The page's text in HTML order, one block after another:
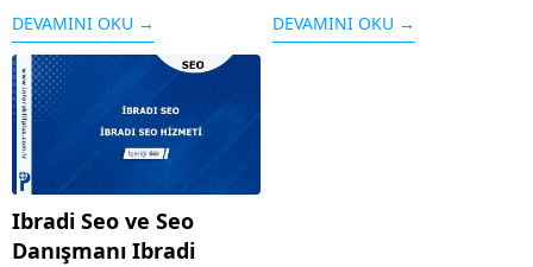
kullanılan arama motoru olan
Google’ın sunduğu reklam
modeli kişi ya da kurumların
web sayfalarını arama
sonuçlarında üst sıralara
çıkaran sistemdir. Örneğin
“google reklam” adı altında
yapılan bir aramaya...
DEVAMINI OKU →
farklı olarak işletmenin geniş
kesimlere ulaşması, firma
DEVAMINI OKU →
Ibradi Seo ve Seo
Danışmanı Ibradi